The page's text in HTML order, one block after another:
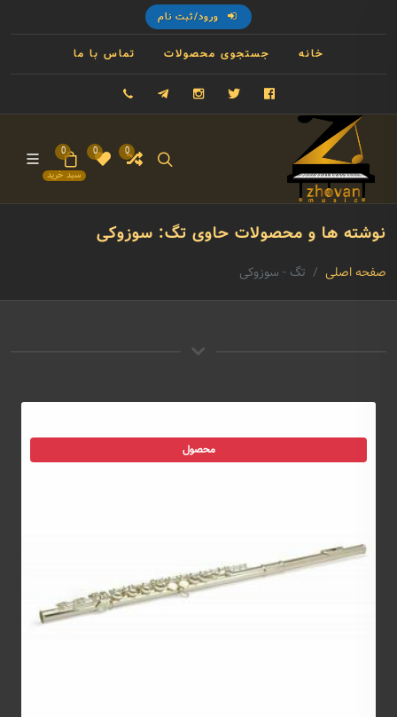
ورود/ثبت نام
خانه جستجوی محصولات تماس با ما
فیسبوک توییتر اینستاگرام تلگرام
0
0
سبد خرید
0
نوشته ها و محصولات حاوی تگ: سوزوکی
صفحه اصلی تگ - سوزوکی
محصول